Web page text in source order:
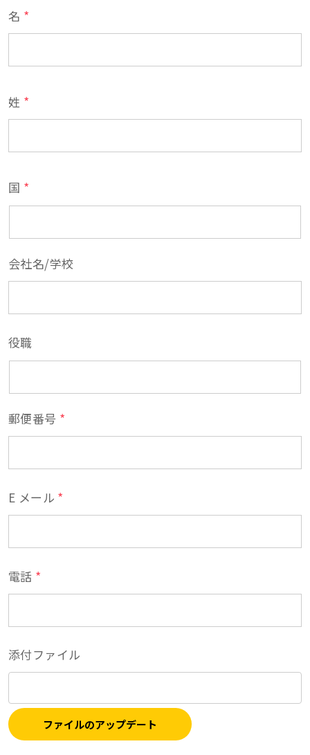
名 *
姓 *
国 *
会社名/学校
役職
郵便番号 *
E メール *
電話 *
添付ファイル
ファイルのアップデート